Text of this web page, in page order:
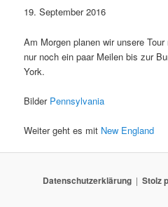
19. September 2016
Am Morgen planen wir unsere
nur noch ein paar Meilen bis zur
York.
Bilder Pennsylvania
Weiter geht es mit New England
Datenschutzerklärung Stolz